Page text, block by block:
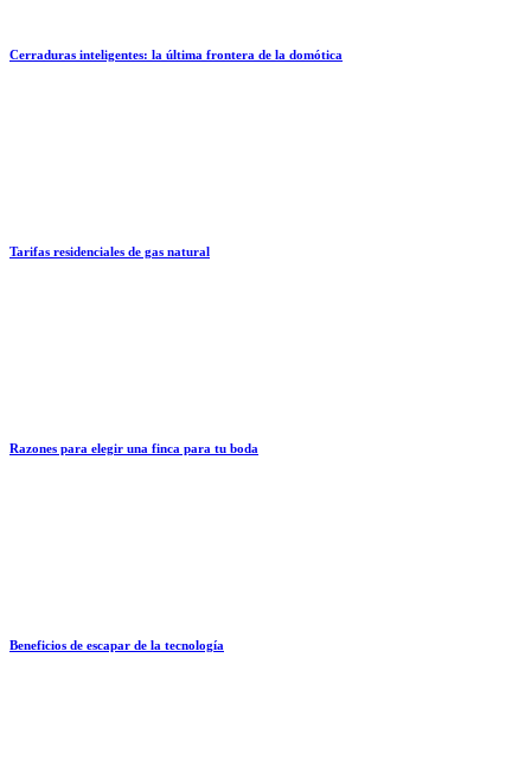
Cerraduras inteligentes: la última frontera de la domótica
Tarifas residenciales de gas natural
Razones para elegir una finca para tu boda
Beneficios de escapar de la tecnología